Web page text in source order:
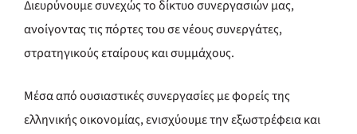
Διευρύνουμε συνεχώς το δίκτυο συνεργασιών μας,
ανοίγοντας τις πόρτες του σε νέους συνεργάτες,
στρατηγικούς εταίρους και συμμάχους.
Μέσα από ουσιαστικές συνεργασίες με φορείς της
ελληνικής οικονομίας, ενισχύουμε την εξωστρέφεια και